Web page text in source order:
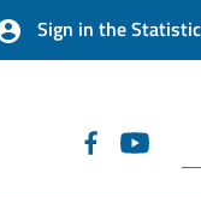
Sign in the